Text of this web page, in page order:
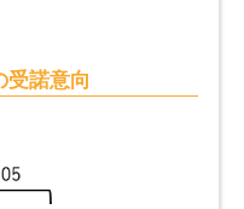
諾意向